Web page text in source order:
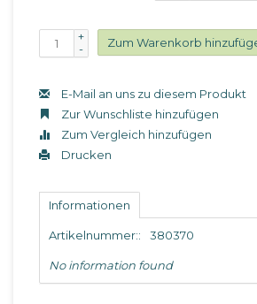
+
-
Zum Warenkorb
E-Mail an uns zu diesem Produkt
Zur Wunschliste hinzufügen
Zum Vergleich hinzufügen
Drucken
Informationen
Artikelnummer:: 380370
No information found